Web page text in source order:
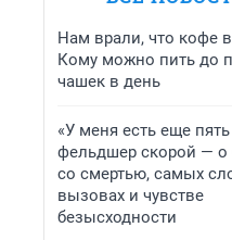
Нам врали, что кофе
Кому можно пить до
чашек в день
«У меня есть еще
фельдшер скорой — о
со смертью, самых
вызовах и чувстве
безысходности